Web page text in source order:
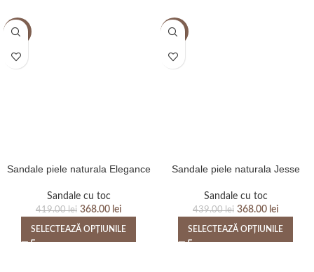
-12%
Sandale piele naturala Elegance
Sandale cu toc
419.00lei 368.00 lei
SELECTEAZĂ OPȚIUNILE
-16%
Sandale piele naturala Jesse
Sandale cu toc
439.00lei 368.00 lei
SELECTEAZĂ OPȚIUNILE